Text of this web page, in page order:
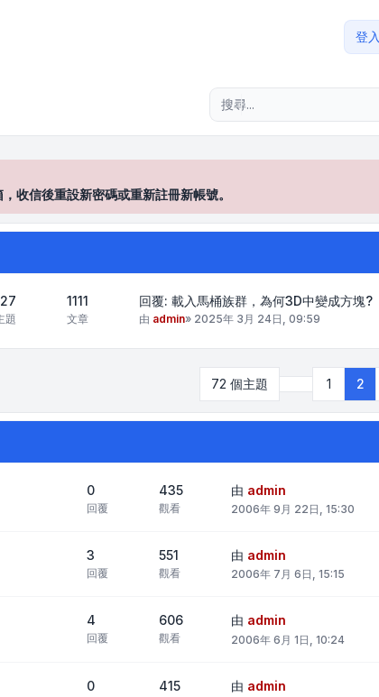
登入
信後重設新密碼或重新註冊新帳號。
題
1111
文章
回覆: 載入馬桶族群，為何3D中變成方塊?
由 admin» 2025年 3月 24日, 09:59
72 個主題 上一頁1 2
0
回覆
435
觀看
由 admin
2006年 9月 22日, 15:30
3
回覆
551
觀看
由 admin
2006年 7月 6日, 15:15
4
回覆
606
觀看
由 admin
2006年 6月 1日, 10:24
0 415 由 admin